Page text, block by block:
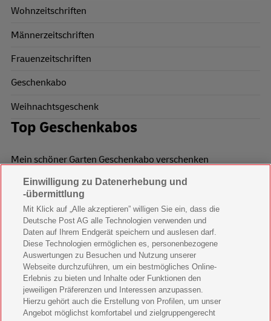
Wohnzeitschriften
Männerzeitschriften
Frauenzeitschriften
Geschenkabo
Weihnachtsgeschenk
Top Geschenkabos
Mein schöner Garten Geschenkabo verschenken
Wohnen & Garten Geschenkabo verschenken
Mein schönes Land Geschenkabo verschenken
Bild der Frau Geschenkabo verschenken
11 Freunde Geschenkabo verschenken
LEGO Ninjago Magazin Geschenkabo verschenken
Brigitte Geschenkabo verschenken
Einwilligung zu Datenerhebung und
-übermittlung
Mit Klick auf „Alle akzeptieren” willigen Sie ein, dass die
Deutsche Post AG alle Technologien verwenden und
Daten auf Ihrem Endgerät speichern und auslesen darf.
Diese Technologien ermöglichen es, personenbezogene
Auswertungen zu Besuchen und Nutzung unserer
Webseite durchzuführen, um ein bestmögliches Online-
Erlebnis zu bieten und Inhalte oder Funktionen den
jeweiligen Präferenzen und Interessen anzupassen.
Hierzu gehört auch die Erstellung von Profilen, um unser
Angebot möglichst komfortabel und zielgruppengerecht